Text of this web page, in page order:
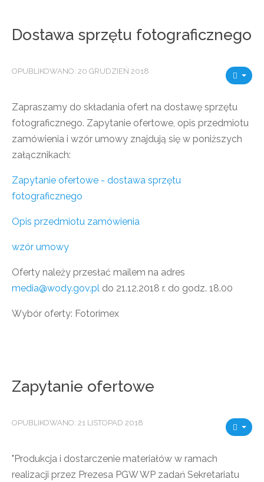
Dostawa sprzętu fotograficznego
OPUBLIKOWANO: 20 GRUDZIEŃ 2018
Zapraszamy do składania ofert na dostawę sprzętu
fotograficznego. Zapytanie ofertowe, opis przedmiotu
zamówienia i wzór umowy znajdują się w poniższych
załącznikach:
Zapytanie ofertowe - dostawa sprzętu
fotograficznego
Opis przedmiotu zamówienia
wzór umowy
Oferty należy przesłać mailem na adres
media@wody.gov.pl do 21.12.2018 r. do godz. 18.00
Wybór oferty: Fotorimex
Zapytanie ofertowe
OPUBLIKOWANO: 21 LISTOPAD 2018
"Produkcja i dostarczenie materiałów w ramach
realizacji przez Prezesa PGW WP zadań Sekretariatu